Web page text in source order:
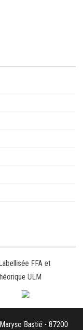
FFA et
ULM
Bastié - 87200